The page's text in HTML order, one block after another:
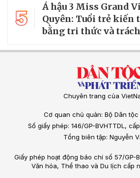
5
Á hậu 3 Miss Grand
Quyên: Tuổi trẻ kiến
bằng tri thức và
Chuyên trang của
Cơ quan chủ quản: Bộ Dân
Số giấy phép: 146/GP-BVHTTDL,
Tổng biên tập: Nguyễn
Giấy phép hoạt động báo chí số 57/GP-
Văn hóa, Thể thao và Du lịch cấp